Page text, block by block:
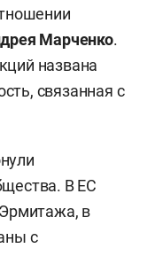
Марченко.
названа
связанная с
В ЕС
в
с